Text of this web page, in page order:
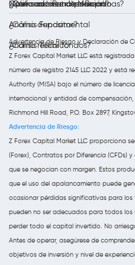
Opera con Petróleo Brent
Notificaciones de Mercado
¿Qué son las materias primas?
Análisis Fundamental
Análisis Técnico
¿Cómo abrir una posición?
¿Cómo depositar?
¿Cómo retirar fondos?
Advertencia de Riesgo y Declaración de
Z Forex Capital Market LLC está
número de registro 2145 LLC 2022 y está
Authority (MISA) bajo el número de
internacional y entidad de
Richmond Hill Road, P.O. Box 2897,
Advertencia de Riesgo:
Z Forex Capital Market LLC proporciona
(Forex), Contratos por Diferencia (CFDs)
que se negocian con margen. Estos
que el uso del apalancamiento puede
ocasionar pérdidas significativas para
pueden no ser adecuados para todos
perder todo el capital invertido. No
Antes de operar, asegúrese de
objetivos de inversión y nivel de